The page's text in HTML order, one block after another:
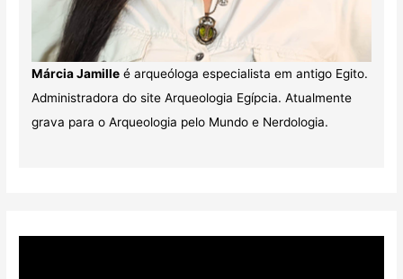
Márcia Jamilleé arqueóloga especialista em antigo Egito.
Administradora do site Arqueologia Egípcia. Atualmente
grava para o Arqueologia pelo Mundo e Nerdologia.